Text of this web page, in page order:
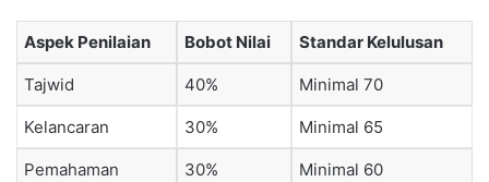
Aspek Penilaian Bobot Nilai Standar Kelulusan
Tajwid 40% Minimal 70
Kelancaran 30% Minimal 65
Pemahaman 30% Minimal 60